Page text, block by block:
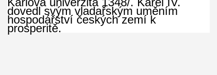
dovedl svým vladařským uměním
hospodářství českých zemí k
prosperitě.